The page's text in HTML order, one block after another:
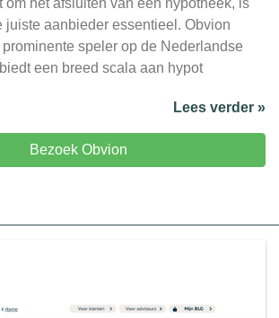
juiste aanbieder essentieel. Obvion
speler op de Nederlandse
een breed scala aan hypot
Lees verder »
Bezoek Obvion